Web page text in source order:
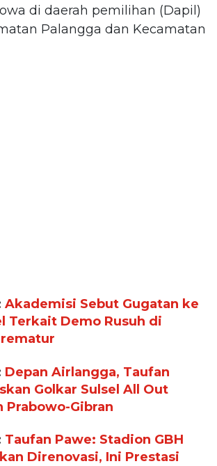
di daerah pemilihan (Dapil)
Palangga dan Kecamatan
Akademisi Sebut Gugatan ke
Terkait Demo Rusuh di
Depan Airlangga, Taufan
Golkar Sulsel All Out
Prabowo-Gibran
Taufan Pawe: Stadion GBH
Direnovasi, Ini Prestasi